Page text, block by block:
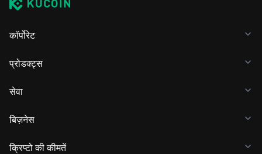
कॉर्पोरेट
प्रोडक्ट्स
सेवा
बिज़नेस
क्रिप्टो की कीमतें